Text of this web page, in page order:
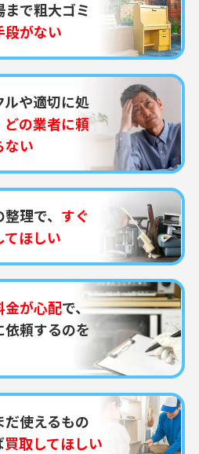
で粗大ゴミ
段がない
や適切に処
どの業者に頼
ない
理で、 すぐ
てほしい
金が心配で、
頼するのを
使えるもの
買取してほしい